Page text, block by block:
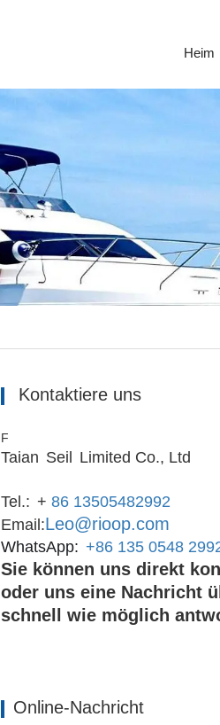
Heim
Kontaktiere uns
F
Taian Seil Limited Co., Ltd
Tel.: + 86 13505482992
Email:Leo@rioop.com
WhatsApp: +86 135 0548
Sie können uns direkt
oder uns eine Nachricht
schnell wie möglich
Online-Nachricht